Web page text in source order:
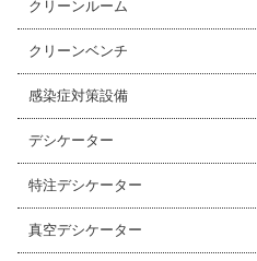
クリーンルーム
クリーンベンチ
感染症対策設備
デシケーター
特注デシケーター
真空デシケーター